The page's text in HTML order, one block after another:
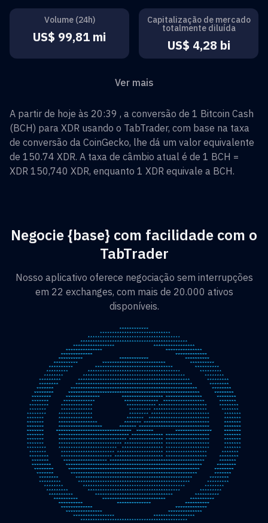
Volume (24h)
US$ 99,81 mi
Capitalização de mercado
totalmente diluída
US$ 4,28 bi
Ver mais
A partir de hoje às 20:39 , a conversão de 1 Bitcoin Cash
(BCH) para XDR usando o TabTrader, com base na taxa
de conversão da CoinGecko, lhe dá um valor equivalente
de 150.74 XDR. A taxa de câmbio atual é de 1 BCH =
XDR 150,740 XDR, enquanto 1 XDR equivale a BCH.
Negocie {base} com facilidade com o
TabTrader
Nosso aplicativo oferece negociação sem interrupções
em 22 exchanges, com mais de 20.000 ativos
disponíveis.